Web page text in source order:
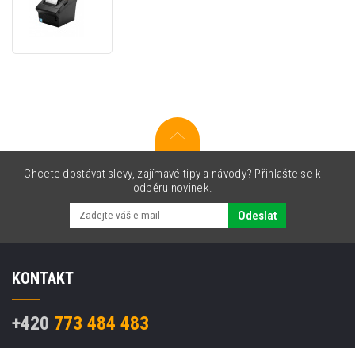
382EK
dots/mm
(203
cutter,
black
Chcete dostávat slevy, zajímavé tipy a návody? Přihlašte se k
odběru novinek.
Odeslat
KONTAKT
+420 773 484 483